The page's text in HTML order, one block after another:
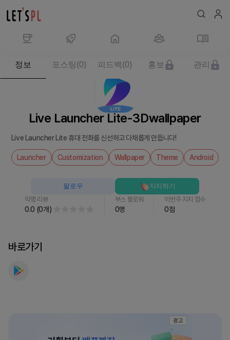
서
Lite-
3Dwallpaper
Live Launcher Lite-3Dwallpaper
Live Launcher Lite 휴대 전화를 신선하고 다채롭게 만듭니다!
Launcher Customization Wallpaper Theme Android
익명 리뷰
0.0 (0개)
부스 팔로워
0명
이번주 지지 점수
0점
팔로우 지지하기
정보 포스팅(0) 피드백 (0) 홍보 관리
바로가기
광고